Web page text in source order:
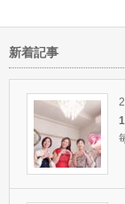
ー
新着記事